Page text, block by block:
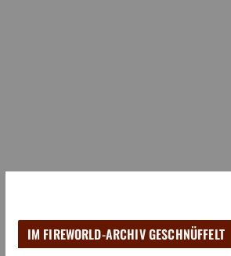
IM FIREWORLD-ARCHIV GESCHNÜFFELT